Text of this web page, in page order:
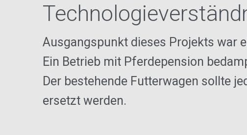
Ausgangspunkt dieses Projekts war
Ein Betrieb mit Pferdepension
Der bestehende Futterwagen sollte
ersetzt werden.